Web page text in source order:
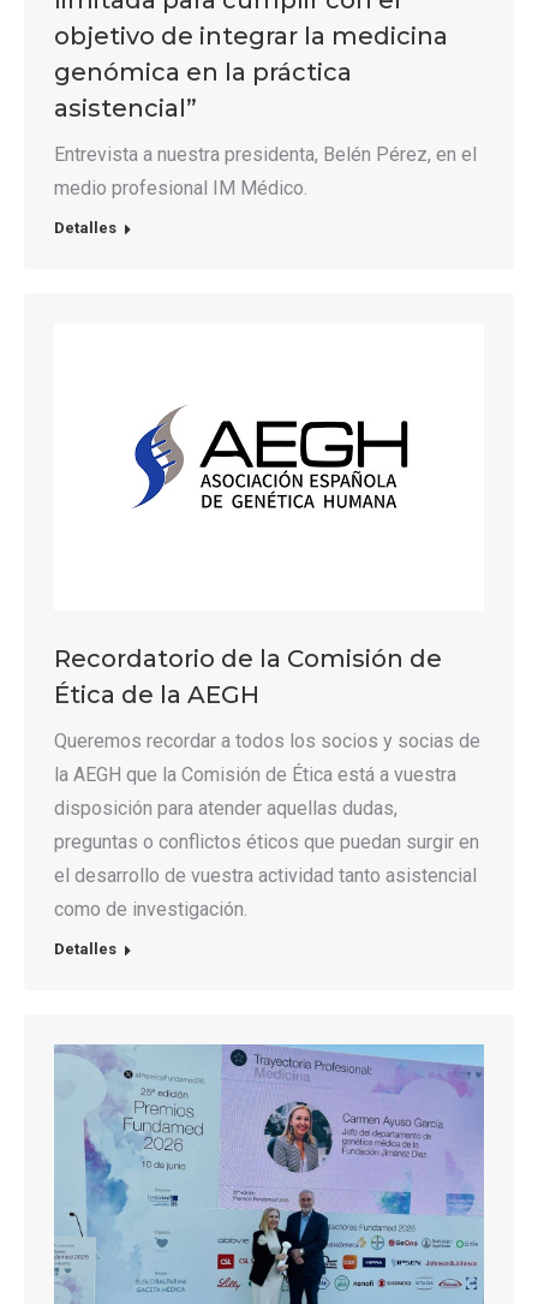
objetivo de integrar la medicina
genómica en la práctica
asistencial”
Entrevista a nuestra presidenta, Belén Pérez, en el
medio profesional IM Médico.
Detalles
Recordatorio de la Comisión de
Ética de la AEGH
Queremos recordar a todos los socios y socias de
la AEGH que la Comisión de Ética está a vuestra
disposición para atender aquellas dudas,
preguntas o conflictos éticos que puedan surgir en
el desarrollo de vuestra actividad tanto asistencial
como de investigación.
Detalles